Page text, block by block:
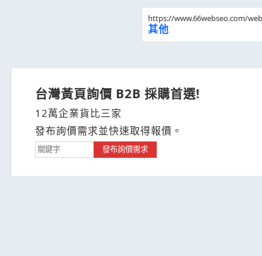
https://www.66webseo.com/
其他
台灣黃頁詢價 B2B 採購首選!
12萬企業貨比三家
發布詢價需求並快速取得報價。
發布詢價需求